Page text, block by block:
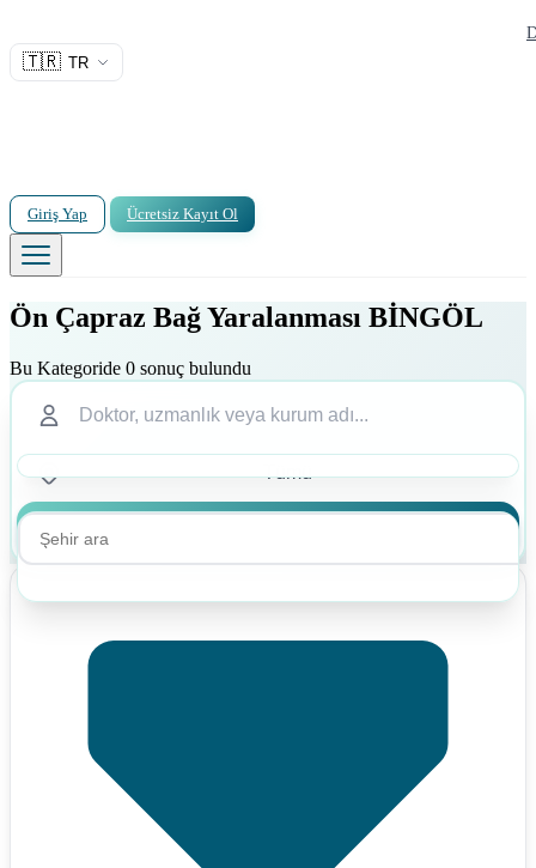
🇹🇷 TR
Giriş Yap Ücretsiz Kayıt Ol
Ön Çapraz Bağ Yaralanması BİNGÖL
Bu Kategoride 0 sonuç bulundu